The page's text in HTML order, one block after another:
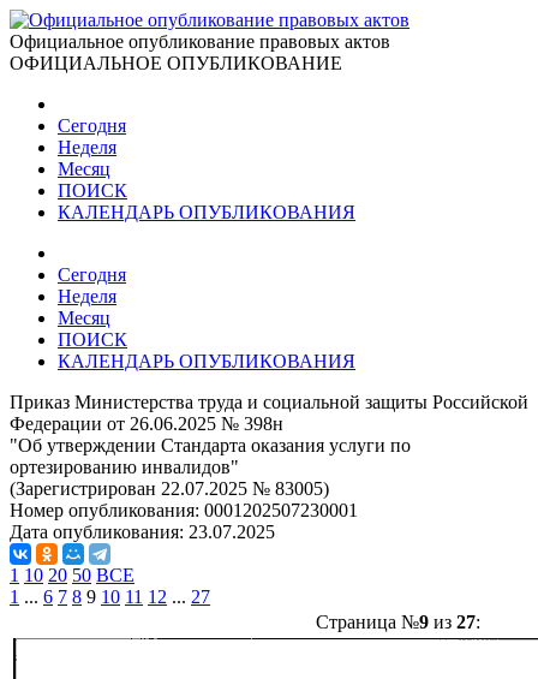
Официальное опубликование правовых актов
ОФИЦИАЛЬНОЕ ОПУБЛИКОВАНИЕ
Сегодня
Неделя
Месяц
ПОИСК
КАЛЕНДАРЬ ОПУБЛИКОВАНИЯ
Сегодня
Неделя
Месяц
ПОИСК
КАЛЕНДАРЬ ОПУБЛИКОВАНИЯ
Приказ Министерства труда и социальной защиты Российской
Федерации от 26.06.2025 № 398н
"Об утверждении Стандарта оказания услуги по
ортезированию инвалидов"
(Зарегистрирован 22.07.2025 № 83005)
Номер опубликования: 0001202507230001
Дата опубликования: 23.07.2025
1 10 20 50 ВСЕ
1 ... 6 7 8 9 10 11 12 ... 27
Страница №9из 27: